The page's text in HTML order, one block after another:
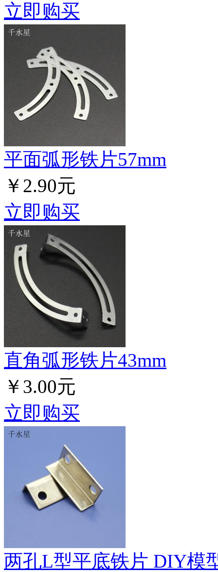
立即购买
平面弧形铁片57mm
￥2.90元
立即购买
直角弧形铁片43mm
￥3.00元
立即购买
两孔L型平底铁片 DIY模